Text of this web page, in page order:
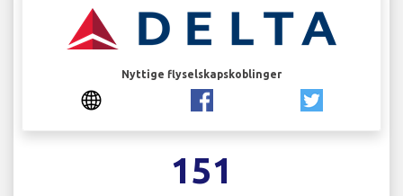
Nyttige flyselskapskoblinger
151